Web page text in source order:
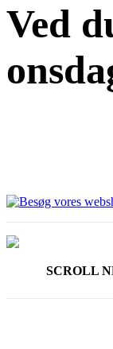
Ved
SCROLL